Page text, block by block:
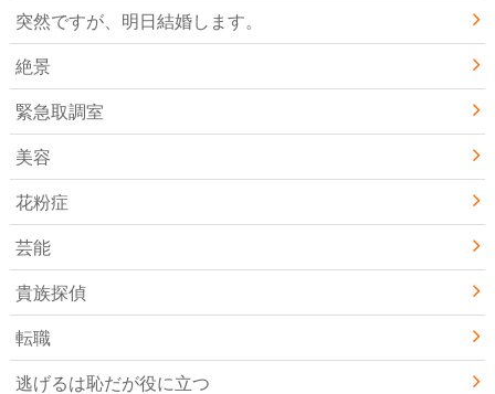
突然ですが、明日結婚します。
絶景
緊急取調室
美容
花粉症
芸能
貴族探偵
転職
逃げるは恥だが役に立つ